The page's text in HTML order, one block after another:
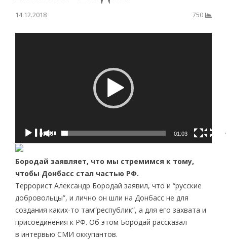
14.12.2018 750
00:00 01:03
Бородай заявляет, что мы стремимся к тому,
чтобы Донбасс стал частью РФ.
Террорист Александр Бородай заявил, что и “русские
добровольцы”, и лично он шли на Донбасс не для
создания каких-то там”республик”, а для его захвата и
присоединения к РФ. Об этом Бородай рассказал
в интервью СМИ оккупантов.